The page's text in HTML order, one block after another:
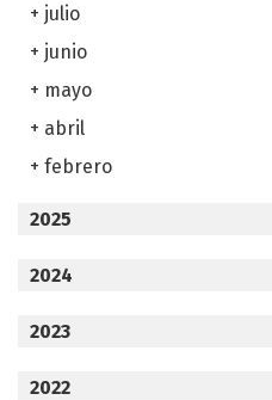
+ julio
+ junio
+ mayo
+ abril
+ febrero
2025
2024
2023
2022